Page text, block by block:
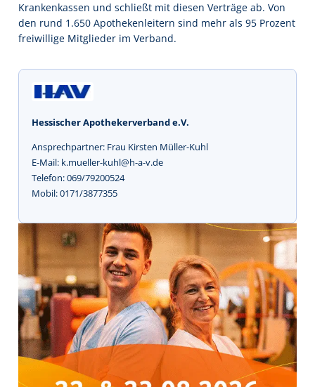
Krankenkassen und schließt mit diesen Verträge ab. Von
den rund 1.650 Apothekenleitern sind mehr als 95 Prozent
freiwillige Mitglieder im Verband.
Hessischer Apothekerverband e.V.
Ansprechpartner: Frau Kirsten Müller-Kuhl
E-Mail: k.mueller-kuhl@h-a-v.de
Telefon: 069/79200524
Mobil: 0171/3877355